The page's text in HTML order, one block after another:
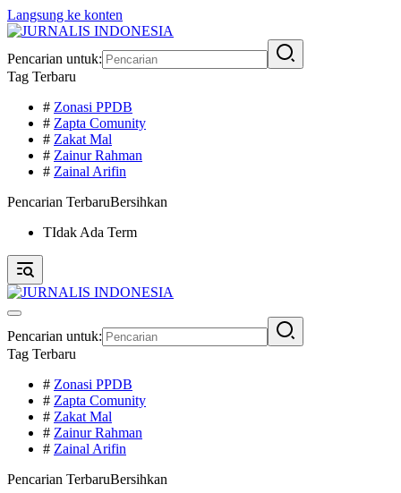
Langsung ke konten
Pencarian untuk:
Tag Terbaru
# Zonasi PPDB
# Zapta Comunity
# Zakat Mal
# Zainur Rahman
# Zainal Arifin
Pencarian TerbaruBersihkan
TIdak Ada Term
Pencarian untuk:
Tag Terbaru
# Zonasi PPDB
# Zapta Comunity
# Zakat Mal
# Zainur Rahman
# Zainal Arifin
Pencarian TerbaruBersihkan